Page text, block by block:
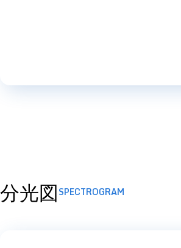
SPECTROGRAM
分光図